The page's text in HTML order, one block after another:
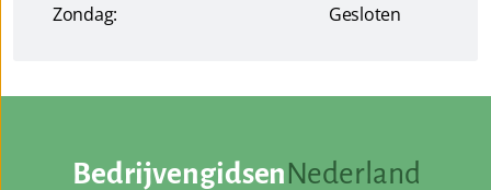
Zondag:
Gesloten
BedrijvengidsenNederland